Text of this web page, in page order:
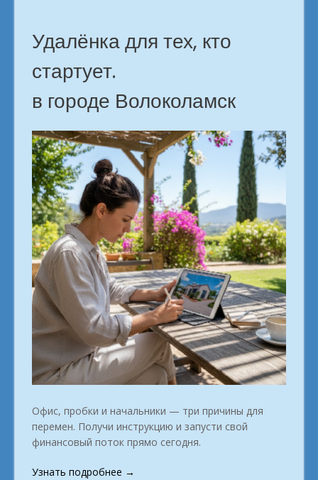
Удалёнка для тех, кто
стартует.
в городе Волоколамск
Офис, пробки и начальники — три причины для
перемен. Получи инструкцию и запусти свой
финансовый поток прямо сегодня.
Узнать подробнее «Профессия
→